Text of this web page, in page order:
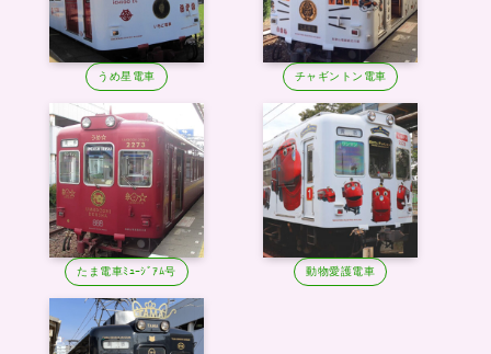
うめ星電車 チャギントン電車
たま電車ﾐｭｰｼﾞｱﾑ号 動物愛護電車